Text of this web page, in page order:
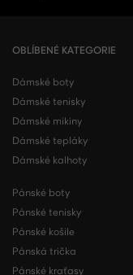
OBLÍBENÉ KATEGORIE
Dámské boty
Dámské tenisky
Dámské mikiny
Dámské tepláky
Dámské kalhoty
Pánské boty
Pánské tenisky
Pánské košile
Pánská trička
Pánské kraťasy